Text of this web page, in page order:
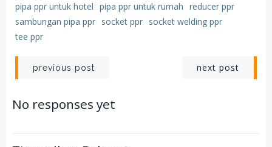
pipa ppr untuk hotel pipa ppr untuk rumah reducer ppr
sambungan pipa ppr socket ppr socket welding ppr
tee ppr
Post
navigation
previous post next post
No responses yet